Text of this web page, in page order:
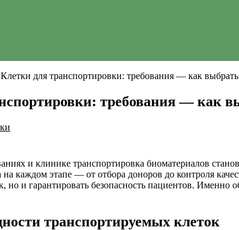
Клетки для транспортировки: требования — как
требования — как
и клинике транспортировка биоматериалов
на каждом этапе — от отбора доноров до контроля
но и гарантировать безопасность пациентов.
транспортируемых клеток